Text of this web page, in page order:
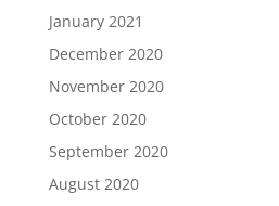
January 2021
December 2020
November 2020
October 2020
September 2020
August 2020